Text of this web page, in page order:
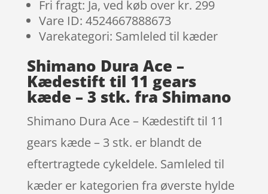
Fri fragt: Ja, ved køb over kr. 299
Vare ID: 4524667888673
Varekategori: Samleled til kæder
Shimano Dura Ace –
Kædestift til 11 gears
kæde – 3 stk. fra Shimano
Shimano Dura Ace – Kædestift til 11
gears kæde – 3 stk. er blandt de
eftertragtede cykeldele. Samleled til
kæder er kategorien fra øverste hylde